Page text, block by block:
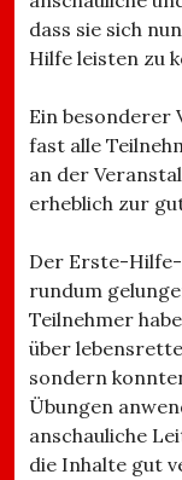
dass sie sich
Hilfe leisten zu
Ein besonderer
fast alle
an der
erheblich zur
Der Erste-
rundum
Teilnehmer
über
sondern
Übungen
anschauliche
die Inhalte gut